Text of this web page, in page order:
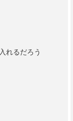
れるだろう